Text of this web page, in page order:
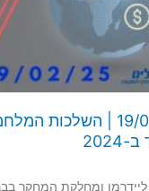
סקירה שבועית 19/02/2025 | השלכות
ומחלקת המחקר